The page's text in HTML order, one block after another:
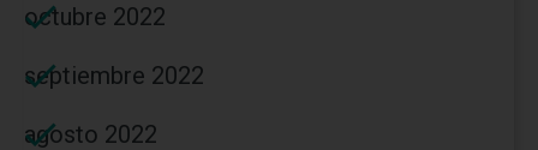
octubre 2022
septiembre 2022
agosto 2022